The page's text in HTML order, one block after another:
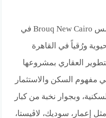
يأتي كمبوند بروق التجمع الخامس Brouq New Cairo في
ورُقياً في القاهرة
العقاري بمشروعها
مفهوم السكن والاستثمار
وبجوار نخبة من كبار
إعمار، سوديك، لاڤيستا،